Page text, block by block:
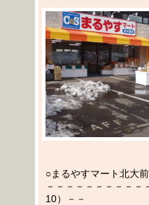
○まるやすマート北大
－－－－－－－－－
10）－－